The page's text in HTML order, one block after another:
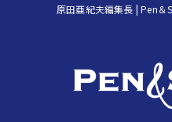
原田亜紀夫編集長 | Pen